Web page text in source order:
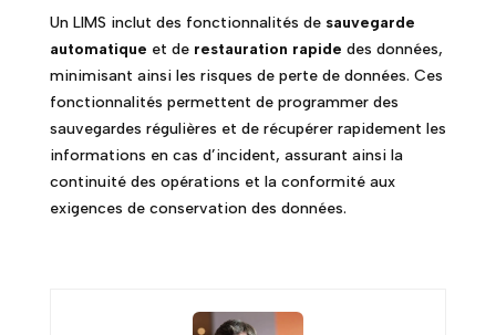
Un LIMS inclut des fonctionnalités de sauvegarde
automatique et de restauration rapide des données,
minimisant ainsi les risques de perte de données. Ces
fonctionnalités permettent de programmer des
sauvegardes régulières et de récupérer rapidement les
informations en cas d’incident, assurant ainsi la
continuité des opérations et la conformité aux
exigences de conservation des données.